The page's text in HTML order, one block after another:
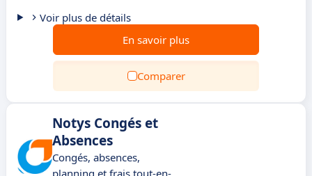
Voir plus de détails
En savoir plus
Comparer
Notys Congés et
Absences
Congés, absences,
planning et frais tout-en-